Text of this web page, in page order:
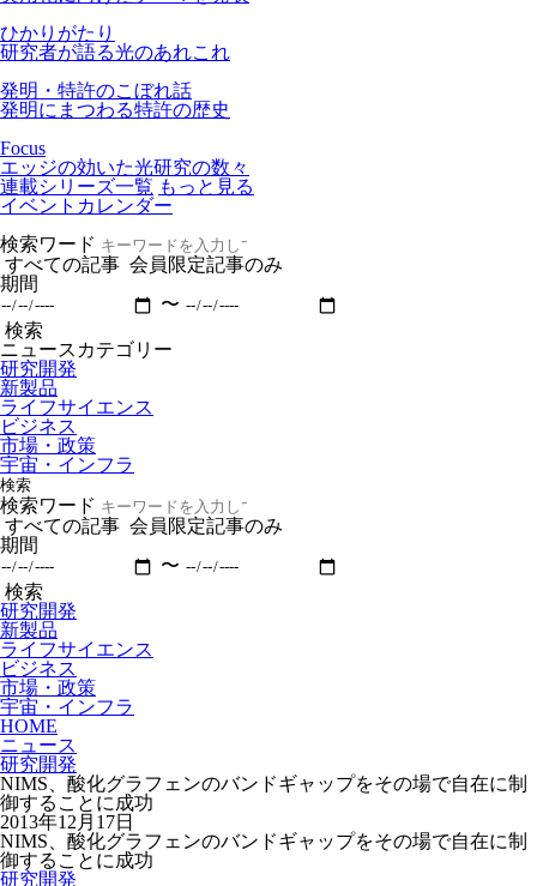
ひかりがたり
研究者が語る光のあれこれ
発明・特許のこぼれ話
発明にまつわる特許の歴史
Focus
エッジの効いた光研究の数々
連載シリーズ一覧 もっと見る
イベントカレンダー
検索ワード
すべての記事 会員限定記事のみ
期間
〜
検索
ニュースカテゴリー
研究開発
新製品
ライフサイエンス
ビジネス
市場・政策
宇宙・インフラ
検索
検索ワード
すべての記事 会員限定記事のみ
期間
〜
検索
研究開発
新製品
ライフサイエンス
ビジネス
市場・政策
宇宙・インフラ
HOME
ニュース
研究開発
NIMS、酸化グラフェンのバンドギャップをその場で自在に制
御することに成功
2013年12月17日
NIMS、酸化グラフェンのバンドギャップをその場で自在に制
御することに成功
研究開発